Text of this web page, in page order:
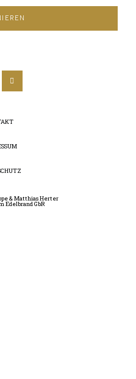
& Matthias Herter
Edelbrand GbR